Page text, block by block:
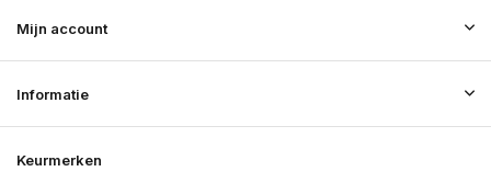
Mijn account
Informatie
Keurmerken